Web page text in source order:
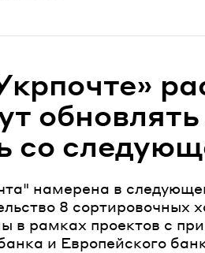
со
намерена в
8 сортировочных
в рамках проектов с
и Европейского